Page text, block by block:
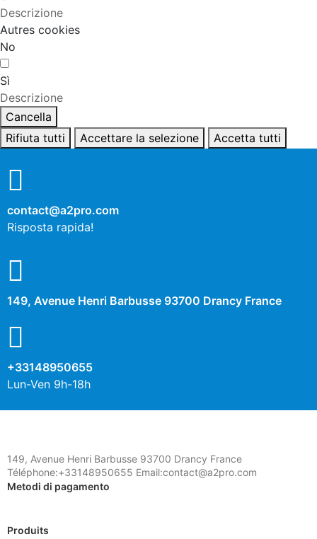
Descrizione
Autres cookies
No
Sì
Descrizione
Cancella
Rifiuta tutti
Accettare la selezione Accetta tutti
contact@a2pro.com
Risposta rapida!
149, Avenue Henri Barbusse 93700 Drancy France
+33148950655
Lun-Ven 9h-18h
149, Avenue Henri Barbusse 93700 Drancy France
Téléphone:+33148950655 Email:contact@a2pro.com
Metodi di pagamento
Produits